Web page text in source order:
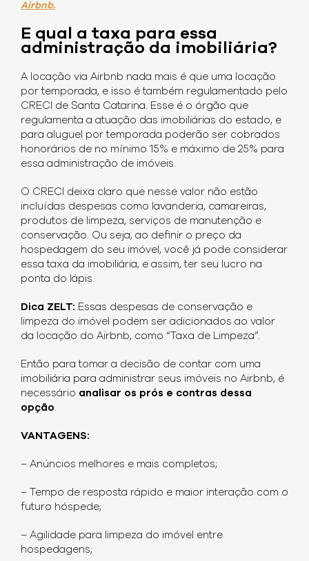
Airbnb.
E qual a taxa para essa
administração da imobiliária?
A locação via Airbnb nada mais é que uma locação
por temporada, e isso é também regulamentado pelo
CRECI de Santa Catarina. Esse é o órgão que
regulamenta a atuação das imobiliárias do estado, e
para aluguel por temporada poderão ser cobrados
honorários de no mínimo 15% e máximo de 25% para
essa administração de imóveis.
O CRECI deixa claro que nesse valor não estão
incluídas despesas como lavanderia, camareiras,
produtos de limpeza, serviços de manutenção e
conservação. Ou seja, ao definir o preço da
hospedagem do seu imóvel, você já pode considerar
essa taxa da imobiliária, e assim, ter seu lucro na
ponta do lápis.
Dica ZELT: Essas despesas de conservação e
limpeza do imóvel podem ser adicionados ao valor
da locação do Airbnb, como “Taxa de Limpeza”.
Então para tomar a decisão de contar com uma
imobiliária para administrar seus imóveis no Airbnb, é
necessário analisar os prós e contras dessa
opção.
VANTAGENS:
– Anúncios melhores e mais completos;
– Tempo de resposta rápido e maior interação com o
futuro hóspede;
– Agilidade para limpeza do imóvel entre
hospedagens;